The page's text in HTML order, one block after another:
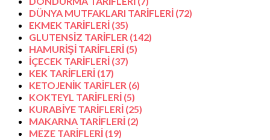
DÜNYA MUTFAKLARI TARİFLERİ (72)
EKMEK TARİFLERİ (35)
GLUTENSİZ TARİFLER (142)
HAMURİŞİ TARİFLERİ (5)
İÇECEK TARİFLERİ (37)
KEK TARİFLERİ (17)
KETOJENİK TARİFLER (6)
KOKTEYL TARİFLERİ (5)
KURABİYE TARİFLERİ (25)
MAKARNA TARİFLERİ (2)
MEZE TARİFLERİ (19)